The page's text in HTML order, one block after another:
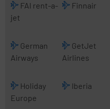
FAI rent-a-
jet
Finnair
German
Airways
GetJet
Airlines
Holiday
Europe
Iberia